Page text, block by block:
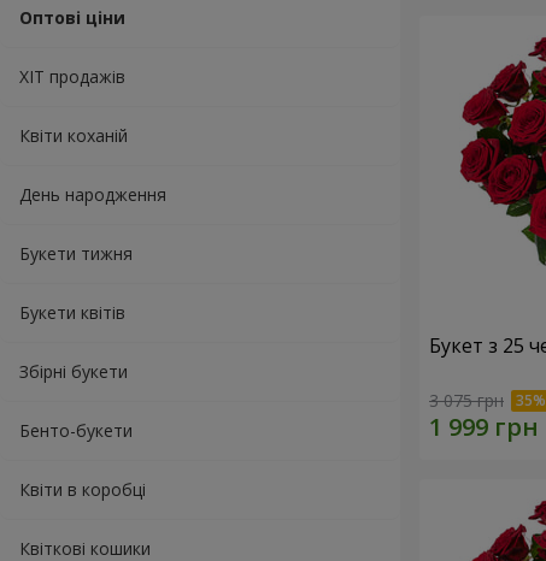
Оптові ціни
ХІТ продажів
Квіти коханій
День народження
Букети тижня
Букети квітів
Збірні букети
Бенто-букети
Квіти в коробці
Квіткові кошики
Букет з 25
3 075 грн